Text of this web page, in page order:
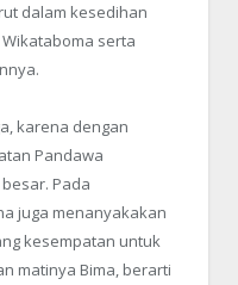
dalam kesedihan
serta
karena dengan
Pandawa
Pada
juga menanyakakan
kesempatan untuk
matinya Bima, berarti